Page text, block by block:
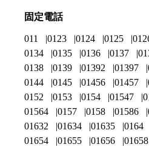
固定電話
011 0123 0124 0125
0134
0135 0136 0137
0138
0139 01392 01397
0144
0145 01456 01457
0152
0153 0154 01547
01564
0157 0158 01586
01632
01634 01635 0164
01654
01655 01656 01658